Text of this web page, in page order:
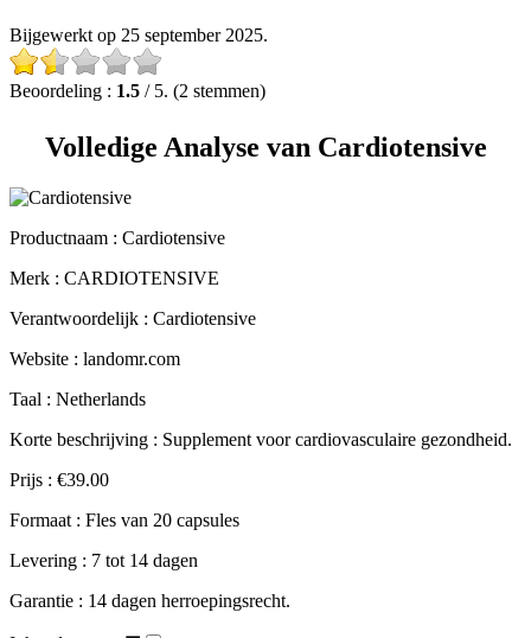
Bijgewerkt op 25 september 2025.
Beoordeling : 1.5 / 5. (2 stemmen)
Volledige Analyse van Cardiotensive
Productnaam : Cardiotensive
Merk : CARDIOTENSIVE
Verantwoordelijk : Cardiotensive
Website : landomr.com
Taal : Netherlands
Korte beschrijving : Supplement voor cardiovasculaire gezondheid.
Prijs : €39.00
Formaat : Fles van 20 capsules
Levering : 7 tot 14 dagen
Garantie : 14 dagen herroepingsrecht.